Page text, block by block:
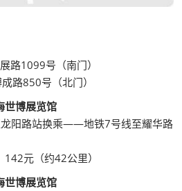
路1099号（南门）
850号（北门）
博展览馆
阳路站换乘——地铁7号线至耀华路
元（约42公里）
博展览馆